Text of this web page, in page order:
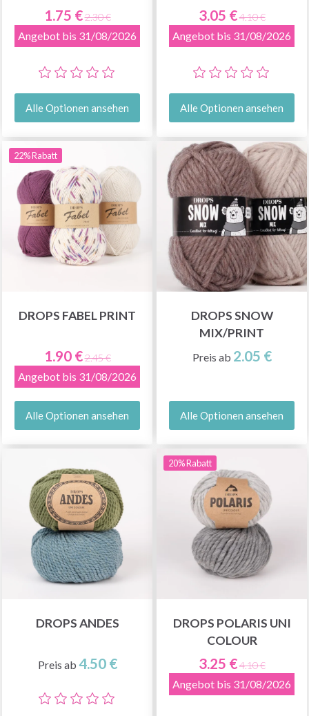
1.75 €2.30 €
Angebot bis 31/08/2026
Alle Optionen ansehen
3.05 €4.10 €
Angebot bis 31/08/2026
Alle Optionen ansehen
22% Rabatt
DROPS FABEL PRINT
1.90 €2.45 €
Angebot bis 31/08/2026
Alle Optionen ansehen
DROPS SNOW
MIX/PRINT
Preis ab 2.05 €
Alle Optionen ansehen
DROPS ANDES
Preis ab 4.50 €
20% Rabatt
DROPS POLARIS UNI
COLOUR
3.25 €4.10 €
Angebot bis 31/08/2026